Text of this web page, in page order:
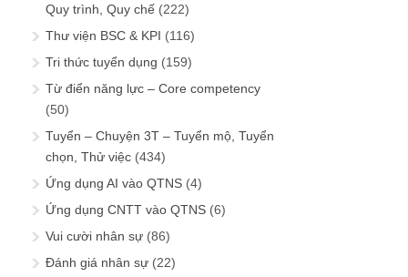
Quy trình, Quy chế (222)
Thư viện BSC & KPI (116)
Tri thức tuyển dụng (159)
Từ điển năng lực – Core competency
(50)
Tuyển – Chuyện 3T – Tuyển mộ, Tuyển
chọn, Thử việc (434)
Ứng dụng AI vào QTNS (4)
Ứng dụng CNTT vào QTNS (6)
Vui cười nhân sự (86)
Đánh giá nhân sự (22)